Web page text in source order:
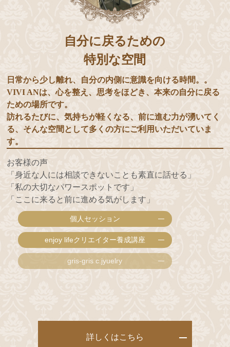
自分に戻るための
特別な空間
日常から少し離れ、自分の内側に意識を向ける時間。。
VIVI ANは、心を整え、思考をほどき、本来の自分に戻る
ための場所です。
訪れるたびに、気持ちが軽くなる、前に進む力が湧いてく
る、そんな空間として多くの方にご利用いただいていま
す。
お客様の声
「身近な人には相談できないことも素直に話せる」
「私の大切なパワースポットです」
「ここに来ると前に進める気がします」
個人セッション
enjoy lifeクリエイター養成講座
gris-gris c.jyuelry
詳しくはこちら